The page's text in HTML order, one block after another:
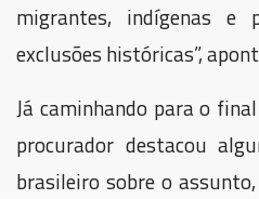
migrantes, indígenas e
exclusões históricas”,
Já caminhando para o
procurador destacou
brasileiro sobre o